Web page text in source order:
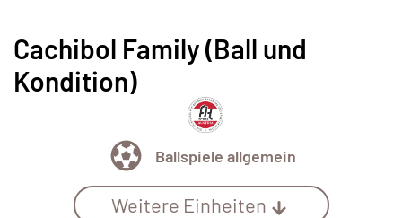
Cachibol Family (Ball und
Kondition)
Ballspiele allgemein
Weitere Einheiten